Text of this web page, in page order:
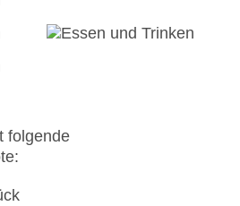
Gebühr
ohne Gebühr
Konferenzräume: 3,
Breaks: gegen Gebühr
folgende